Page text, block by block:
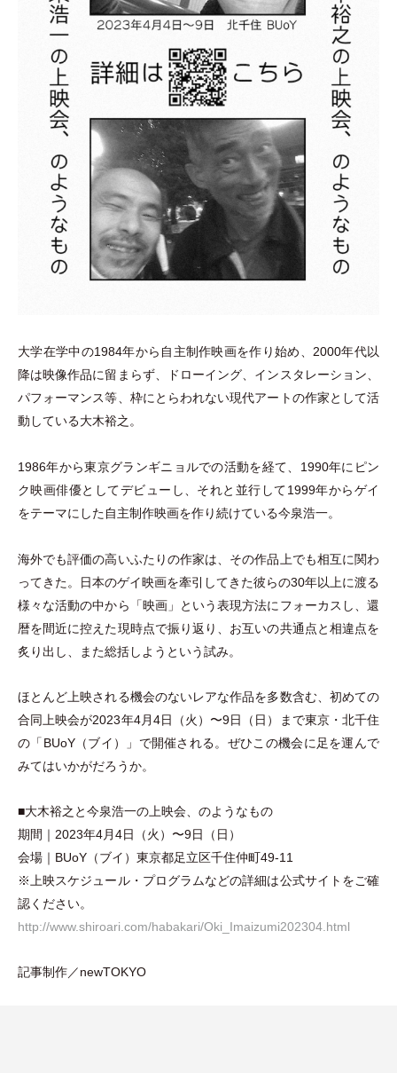
大学在学中の1984年から自主制作映画を作り始め、2000年代以
降は映像作品に留まらず、ドローイング、インスタレーション、
パフォーマンス等、枠にとらわれない現代アートの作家として活
動している大木裕之。
1986年から東京グランギニョルでの活動を経て、1990年にピン
ク映画俳優としてデビューし、それと並行して1999年からゲイ
をテーマにした自主制作映画を作り続けている今泉浩一。
海外でも評価の高いふたりの作家は、その作品上でも相互に関わ
ってきた。日本のゲイ映画を牽引してきた彼らの30年以上に渡る
様々な活動の中から
「映画」
という表現方法にフォーカスし、還
暦を間近に控えた現時点で振り返り、お互いの共通点と相違点を
炙り出し、また総括しようという試み。
ほとんど上映される機会のないレアな作品を多数含む、初めての
合同上映会が2023年4月4日
（火 ） 〜9日 （ 日 ） まで東京・ 北千住
の 「 BUoY（ブイ ） 」 で開催される。ぜひこの機会に足を運んで
みてはいかがだろうか。
■大木裕之と今泉浩一の上映会、のようなもの
期間｜2023年4月4日
（火 ） 〜9日 （ 日 ）
会場｜BUoY （ブイ ） 東京都足立区千住仲町49-11
※上映スケジュール・ プログラムなどの詳細は公式サイトをご確
認ください。
http://www.shiroari.com/habakari/Oki_Imaizumi202304.html
記事制作／newTOKYO